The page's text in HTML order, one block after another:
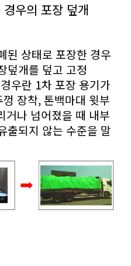
우의 포장 덮개
된 상태로 포장한 경우
덮개를 덮고 고정
우란 1차 포장 용기가
장착, 톤백마대 윗부
거나 넘어졌을 때 내부
출되지 않는 수준을 말